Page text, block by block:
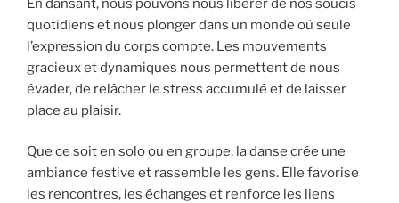
quotidiens et nous plonger dans un monde où seule
l’expression du corps compte. Les mouvements
gracieux et dynamiques nous permettent de nous
évader, de relâcher le stress accumulé et de laisser
place au plaisir.
Que ce soit en solo ou en groupe, la danse crée une
ambiance festive et rassemble les gens. Elle favorise
les rencontres, les échanges et renforce les liens